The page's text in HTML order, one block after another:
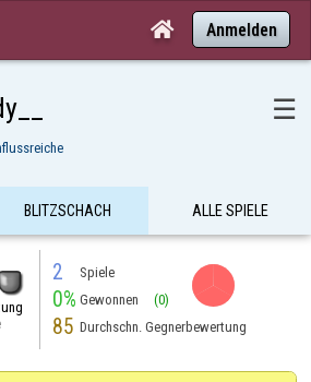
 Anmelden
☰
BLITZSCHACH ALLE SPIELE
2 Spiele
0% Gewonnen (0)
85 Durchschn. Gegnerbewertung